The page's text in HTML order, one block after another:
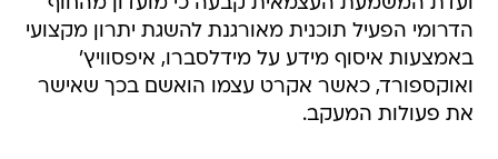
הדרומי הפעיל תוכנית מאורגנת להשגת יתרון מקצועי
באמצעות איסוף מידע על מידלסברו, איפסוויץ'
ואוקספורד, כאשר אקרט עצמו הואשם בכך שאישר
את פעולות המעקב.